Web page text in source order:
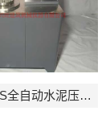
北京YZF-2S全自动水泥压蒸釜测定仪